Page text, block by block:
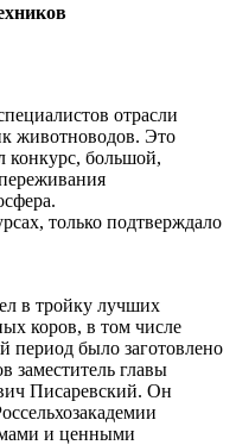
отрасли
животноводов. Это
конкурс, большой,
только подтверждало
в тройку лучших
коров, в том числе
период было заготовлено
заместитель главы
Писаревский. Он
и ценными